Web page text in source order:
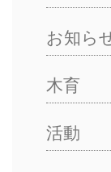
お知ら
木育
活動